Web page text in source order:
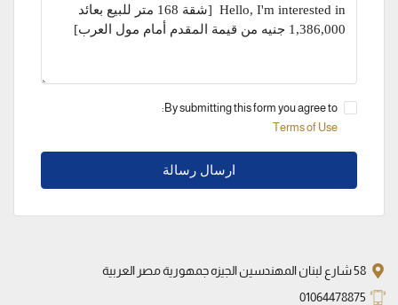
By submitting this form you agree to:
Terms of Use
ارسال رسالة
58 شارع لبنان المهندسين الجيزه جمهورية مصر العربية
01064478875